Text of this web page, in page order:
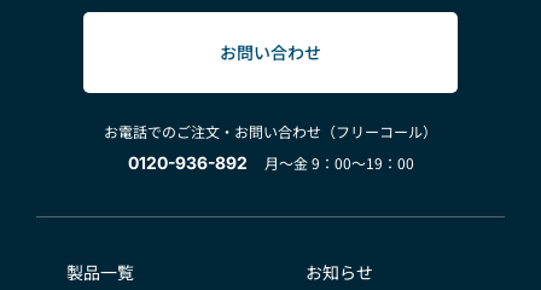
お問い合わせ
お電話でのご注文・お問い合わせ（フリーコール）
0120-936-892
月～金 9：00～19：00
製品一覧
お知らせ